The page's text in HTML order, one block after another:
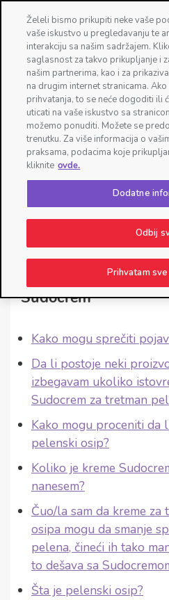
Česta
Sudocrem
Kako mogu sprečiti
Da li postoje neki
izbegavam ukoliko
Sudocrem za tretman
Kako mogu proceniti da
pelenski osip?
Koliko je kreme
nanesem?
Čuo/la sam da kreme za
osipa mogu da smanje
pelena, čineći ih tako
to dešava sa
Šta je pelenski osip?
Želeli bismo prikupiti neke vaše
vaše iskustvo u pregledavanju te
interakciju sa našim sadržajem.
saglasnost za takvo prikupljanje i
našim partnerima, kao i za
na drugim internet stranicama.
prihvatanja, to se neće dogoditi ili
uticati na vaše iskustvo sa
možemo ponuditi. Možete se
trenutku. Za više informacija o
praksama, podacima koje
kliknite ovde.
Dodatne
Odbij
Prihvatam